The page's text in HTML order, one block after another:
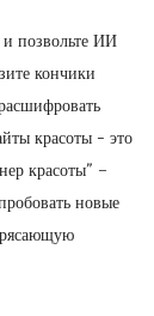
позвольте ИИ
кончики
красоты - это
красоты” –
новые